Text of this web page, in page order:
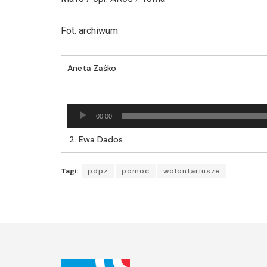
Fot. archiwum
Aneta Zaśko
plików
00:00
2. Ewa Dados
Tagi: pdpz pomoc wolontariusze